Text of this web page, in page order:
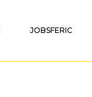
JOBSFERIC